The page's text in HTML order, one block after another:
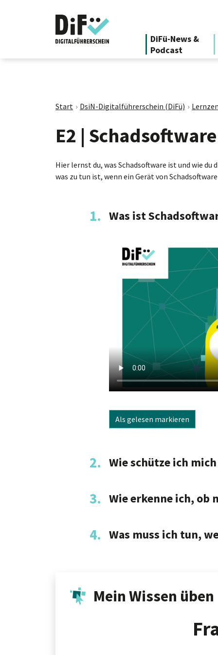
DiFü-News &
Podcast
Start DsiN-Digitalführerschein (DiFü)
E2 | Schadsoftware
Hier lernst du, was Schadsoftware ist und wie
was zu tun ist, wenn ein Gerät von
1. Was ist
Als gelesen markieren
2. Wie schütze ich
3. Wie erkenne ich, ob
4. Was muss ich tun,
Mein Wissen üben